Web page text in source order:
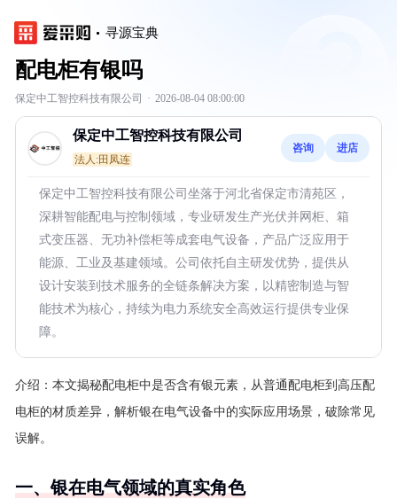
寻源宝典
配电柜有银吗
保定中工智控科技有限公司 · 2026-08-04 08:00:00
保定中工智控科技有限公司
法人:田凤连
咨询 进店
保定中工智控科技有限公司坐落于河北省保定市清苑区，
深耕智能配电与控制领域，专业研发生产光伏并网柜、箱
式变压器、无功补偿柜等成套电气设备，产品广泛应用于
能源、工业及基建领域。公司依托自主研发优势，提供从
设计安装到技术服务的全链条解决方案，以精密制造与智
能技术为核心，持续为电力系统安全高效运行提供专业保
障。
介绍： 本文揭秘配电柜中是否含有银元素，从普通配电柜到高压配
电柜的材质差异，解析银在电气设备中的实际应用场景，破除常见
误解。
一、银在电气领域的真实角色